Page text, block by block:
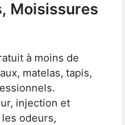
Moisissures
à moins de
matelas, tapis,
injection et
odeurs,